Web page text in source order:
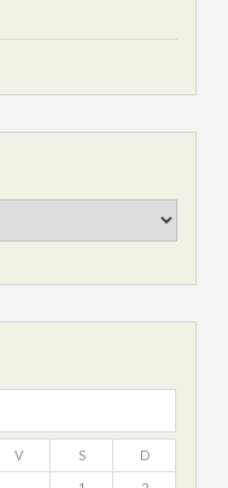
V S D